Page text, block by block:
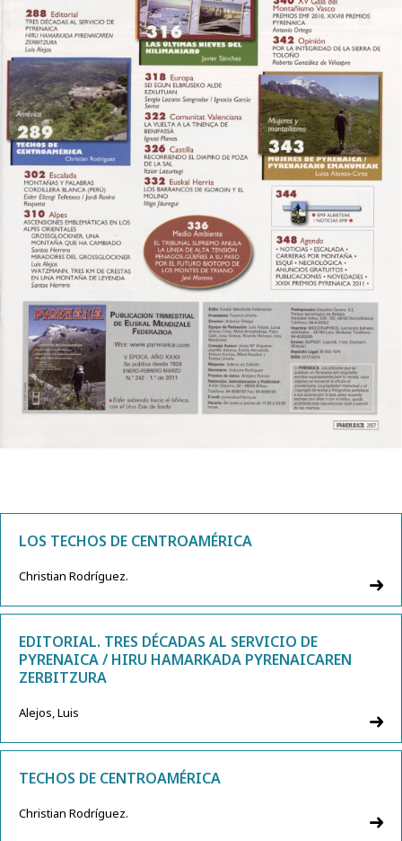
LOS TECHOS DE CENTROAMÉRICA
Christian Rodríguez.
EDITORIAL. TRES DÉCADAS AL SERVICIO DE
PYRENAICA / HIRU HAMARKADA PYRENAICAREN
ZERBITZURA
Alejos, Luis
TECHOS DE CENTROAMÉRICA
Christian Rodríguez.